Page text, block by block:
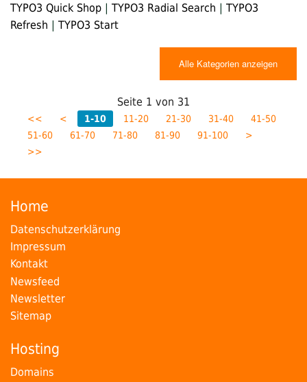
TYPO3 Quick Shop | TYPO3 Radial Search | TYPO3
Refresh | TYPO3 Start
Alle Kategorien anzeigen
Seite 1 von 31
<< < 1-10 11-20 21-30 31-40
41-50
51-60
61-70 71-80 81-90 91-100
>
>>
Home
Datenschutzerklärung
Impressum
Kontakt
Newsfeed
Newsletter
Sitemap
Hosting
Domains